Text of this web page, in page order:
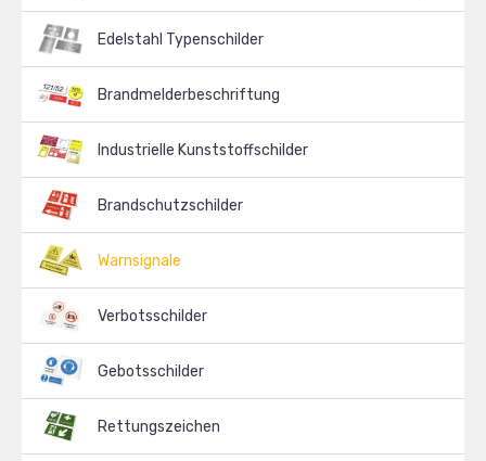
Edelstahl Typenschilder
Brandmelderbeschriftung
Industrielle Kunststoffschilder
Brandschutzschilder
Warnsignale
Verbotsschilder
Gebotsschilder
Rettungszeichen